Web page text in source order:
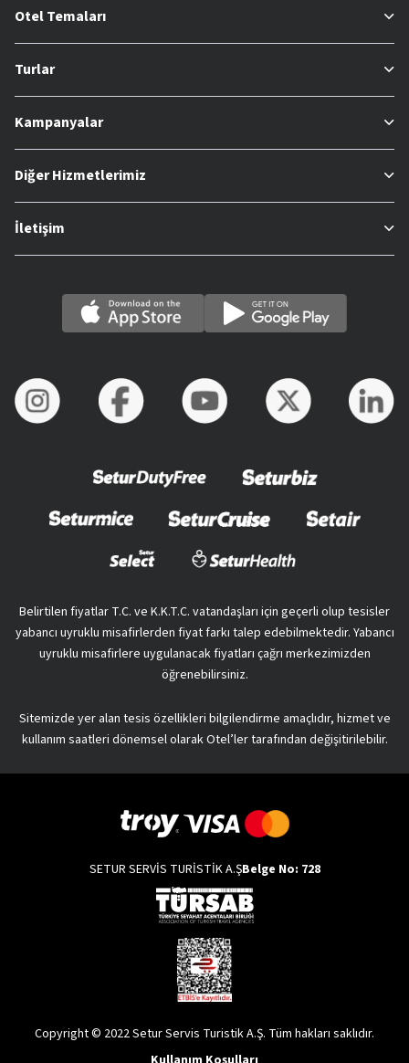
Otel Temaları
Turlar
Kampanyalar
Diğer Hizmetlerimiz
İletişim
Belirtilen fiyatlar T.C. ve K.K.T.C. vatandaşları için geçerli olup tesisler
yabancı uyruklu misafirlerden fiyat farkı talep edebilmektedir. Yabancı
uyruklu misafirlere uygulanacak fiyatları çağrı merkezimizden
öğrenebilirsiniz.
Sitemizde yer alan tesis özellikleri bilgilendirme amaçlıdır, hizmet ve
kullanım saatleri dönemsel olarak Otel’ler tarafından değişitirilebilir.
SETUR SERVİS TURİSTİK A.ŞBelge No: 728
Copyright © 2022 Setur Servis Turistik A.Ş. Tüm hakları saklıdır.